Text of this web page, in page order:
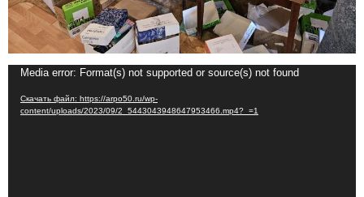
Видеоплеер
Media error: Format(s) not supported or source(s) not found
Скачать файл: https://arpo50.ru/wp-
content/uploads/2023/09/2_5443043948647953466.mp4?_=1